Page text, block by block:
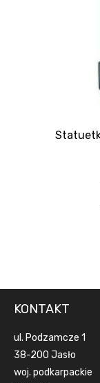
KONTAKT
ul. Podzamcze 1
38-200 Jasło
woj. podkarpackie